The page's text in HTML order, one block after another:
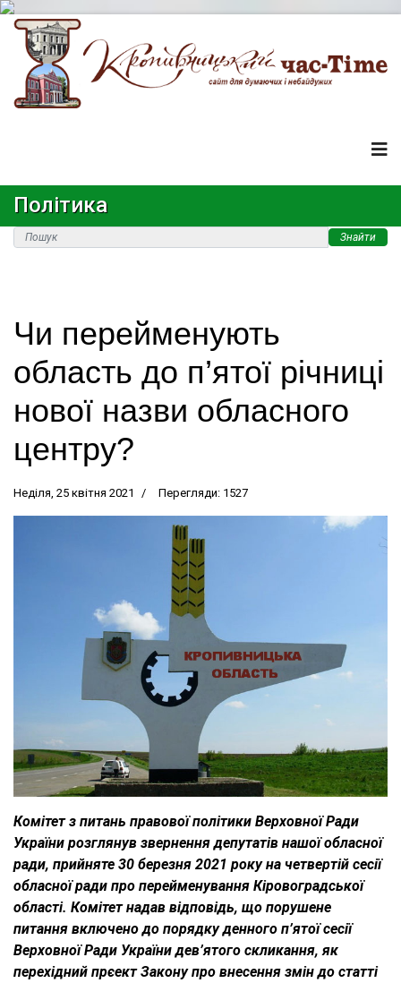
Політика
Знайти
Чи перейменують
область до п’ятої річниці
нової назви обласного
центру?
Неділя, 25 квітня 2021 Перегляди: 1527
Комітет з питань правової політики Верховної Ради
України розглянув звернення депутатів нашої обласної
ради, прийняте 30 березня 2021 року на четвертій сесії
обласної ради про перейменування Кіровоградської
області. Комітет надав відповідь, що порушене
питання включено до порядку денного п’ятої сесії
Верховної Ради України дев’ятого скликання, як
перехідний прєект Закону про внесення змін до статті